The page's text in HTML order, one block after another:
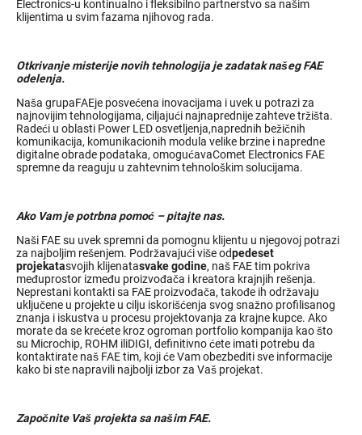
Electronics-u kontinualno i fleksibilno partnerstvo sa našim
klijentima u svim fazama njihovog rada.
Otkrivanje misterije novih tehnologija je zadatak našegFAE
odelenja.
Naša grupaFAEje posvećena inovacijama i uvek u potrazi za
najnovijim tehnologijama, ciljajući najnaprednije zahteve tržišta.
Radeći u oblasti Power LED osvetljenja,naprednih bežičnih
komunikacija, komunikacionih modula velike brzine i napredne
digitalne obrade podataka, omogućavaComet Electronics FAE
spremne da reaguju u zahtevnim tehnološkim solucijama.
Ako Vam je potrbna pomoć –pitajte nas.
Naši FAE su uvek spremni da pomognu klijentu u njegovoj potrazi
za najboljim rešenjem. Podržavajući više odpedeset
projekatasvojih klijenatasvake godine, naš FAE tim pokriva
međuprostor između proizvođača i kreatora krajnjih rešenja.
Neprestani kontakti sa FAE proizvođača, takođe ih održavaju
uključene u projekte u cilju iskorišćenja svog snažno profilisanog
znanja i iskustva u procesu projektovanja za krajne kupce. Ako
morate da se krećete kroz ogroman portfolio kompanija kao što
su Microchip, ROHM iliDIGI, definitivno ćete imati potrebu da
kontaktirate naš FAE tim, koji će Vam obezbediti sve informacije
kako bi ste napravili najbolji izbor za Vaš projekat.
Započnite Vaš projekta sa našimFAE.